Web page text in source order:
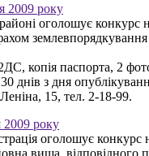
2009 року
оголошує конкурс
копія паспорта, 2
днів з дня
15, тел. 2-18-99.
року
оголошує
вища,